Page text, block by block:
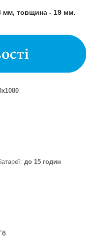
мм, товщина - 19 мм.
до 15 годин